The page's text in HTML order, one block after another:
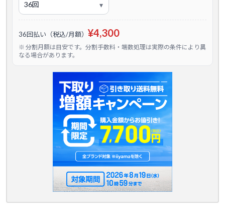
36回払い（税込/月額） ¥4,300
※ 分割月額は目安です。分割手数料・端数処理は実際の条件により異
なる場合があります。